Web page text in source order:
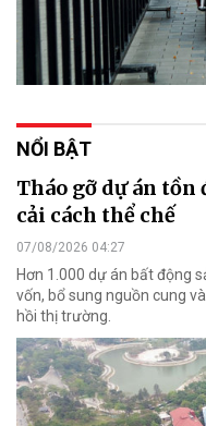
NỔI BẬT
Tháo gỡ dự án tồn
cải cách thể chế
07/08/2026 04:27
Hơn 1.000 dự án bất động
vốn, bổ sung nguồn cung
hồi thị trường.